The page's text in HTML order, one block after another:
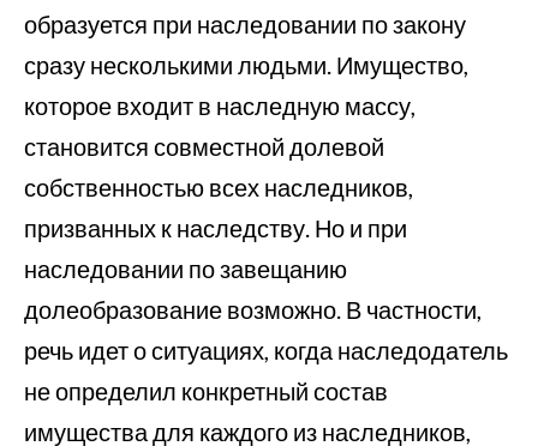
образуется при наследовании по закону
сразу несколькими людьми. Имущество,
которое входит в наследную массу,
становится совместной долевой
собственностью всех наследников,
призванных к наследству. Но и при
наследовании по завещанию
долеобразование возможно. В частности,
речь идет о ситуациях, когда наследодатель
не определил конкретный состав
имущества для каждого из наследников,